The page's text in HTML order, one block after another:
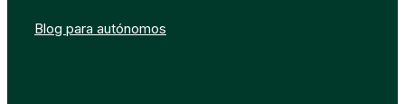
Blog para autónomos